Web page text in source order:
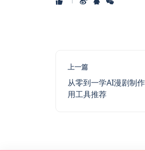
上一篇
从零到一学AI漫剧制
用工具推荐